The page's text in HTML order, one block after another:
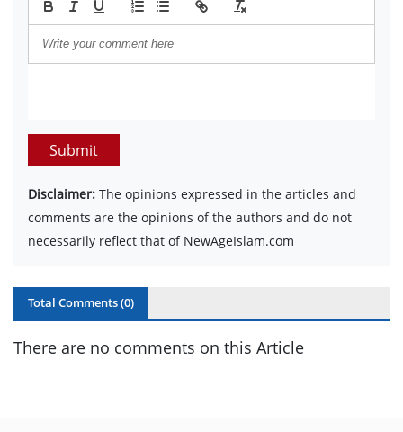
Submit
Disclaimer: The opinions expressed in the articles and
comments are the opinions of the authors and do not
necessarily reflect that of NewAgeIslam.com
Total Comments (0)
There are no comments on this Article